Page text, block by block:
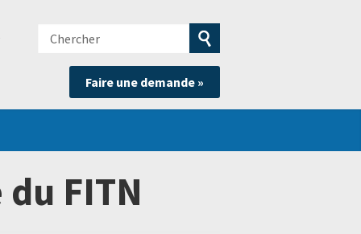
Chercher
Soumettre
la
recherche
Faire une demande »
FITN